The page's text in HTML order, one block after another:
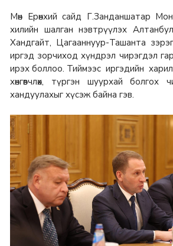
Мөн Ерөнхий сайд Г.Занданшатар
хилийн шалган нэвтрүүлэх
Хандгайт, Цагааннуур-Ташанта
иргэд зорчиход хүндрэл чирэгдэл
ирэх боллоо. Тиймээс иргэдийн
хөнгөвчлөх, түргэн шуурхай болгох
хандуулахыг хүсэж байна гэв.